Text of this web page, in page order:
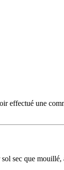
effectué une
sec que